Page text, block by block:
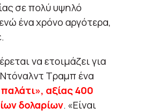
σε πολύ υψηλό
ένα χρόνο αργότερα,
να ετοιμάζει για
Τραμπ ένα
αξίας 400
δολαρίων. «Eίναι